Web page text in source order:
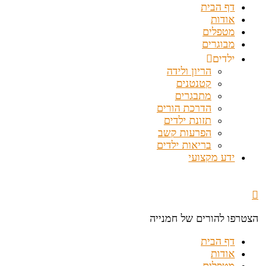
דף הבית
אודות
מטפלים
מבוגרים
ילדים
הריון ולידה
קטנטנים
מתבגרים
הדרכת הורים
תזונת ילדים
הפרעות קשב
בריאות ילדים
ידע מקצועי
הצטרפו להורים של חמנייה
דף הבית
אודות